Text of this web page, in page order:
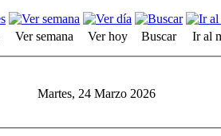
Ver semana Ver hoy Buscar
Ir al
Martes, 24 Marzo 2026